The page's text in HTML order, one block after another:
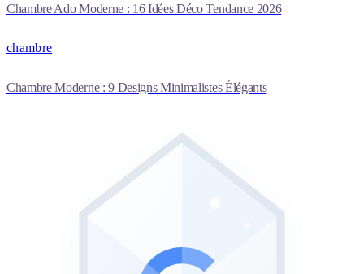
Chambre Ado Moderne : 16 Idées Déco Tendance 2026
chambre
Chambre Moderne : 9 Designs Minimalistes Élégants